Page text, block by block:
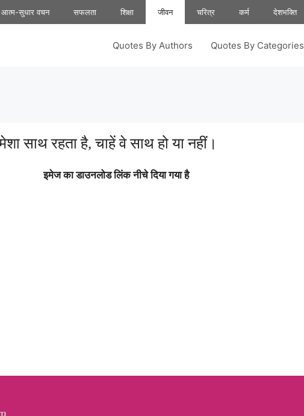
आत्म-सुधार वचन सफलता शिक्षा जीवन चरित्र कर्म देशभक्ति
Quotes By Authors Quotes By Categories
साथ रहता है, चाहें वे साथ हो या नहीं।
इमेज का डाउनलोड लिंक नीचे दिया गया है